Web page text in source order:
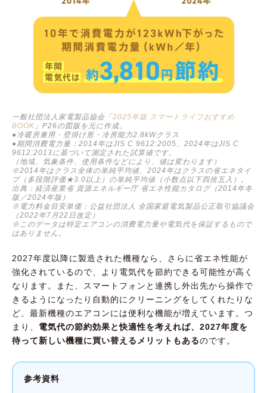
一般社団法人家電製品協会「 2025年版 スマートライフおすすめ
BOOK 」P26の図版を元に作成。
●冷暖房兼用・壁掛け形・冷房能力2.8kWクラス
●期間消費電力量：2014年はJIS C 9612:2005、2024年はJIS C
9612:2013に基づいて測定された試算値です。
（地域、気象条件、使用条件などにより、値は変わります）
※2014年はクラス全体の単純平均値、2024年はクラスの省エネタイ
プ（多段階評価★3.0以上）の単純平均値（小数点以下四捨五入）。
出典：経済産業省 資源エネルギー庁 省エネ性能カタログ（2014年冬
版／2024年版）
※電力料金目安単価：公益社団法人 全国家庭電気製品公正取引協議会
（2022年7月22日改定）
※このデータは特定エアコンの消費電力量や電気代を保証するもので
はありません。
2027年度以降に製造された機種なら、さらに省エネ性能が
強化されているので、より電気代を節約できる可能性が高く
なります。また、スマートフォンと連携し外出先から操作で
きるようになったり自動的にクリーニングをしてくれたりな
ど、最新機種のエアコンには便利な機能が増えています。つ
まり、 電気代の節約効果と快適性を考えれば、2027年度を
待って新しい機種に買い替えるメリットもあるのです。
参考資料